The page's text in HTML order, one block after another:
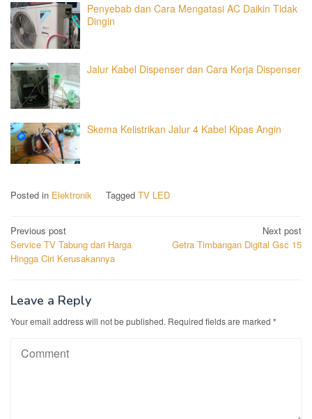
Penyebab dan Cara Mengatasi AC Daikin Tidak
Dingin
Jalur Kabel Dispenser dan Cara Kerja Dispenser
Skema Kelistrikan Jalur 4 Kabel Kipas Angin
Posted in Elektronik Tagged TV LED
Post
navigation
Previous post
Service TV Tabung dari Harga
Hingga Ciri Kerusakannya
Next post
Getra Timbangan Digital Gsc 15
Leave a Reply
Your email address will not be published. Required fields are marked *